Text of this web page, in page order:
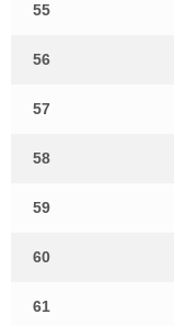
55
56
57
58
59
60
61